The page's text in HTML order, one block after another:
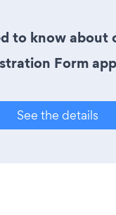
to know about
Form
See the details